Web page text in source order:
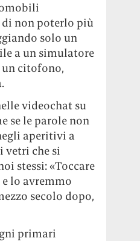
di non poterlo più
solo un
a un simulatore
un citofono,
videochat su
se le parole non
aperitivi a
vetri che si
stessi: «Toccare
lo avremmo
secolo dopo,
primari